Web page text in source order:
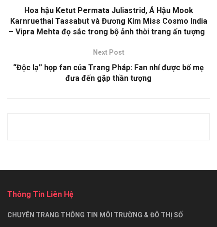
Hoa hậu Ketut Permata Juliastrid, Á Hậu Mook
Karnruethai Tassabut và Đương Kim Miss Cosmo India
– Vipra Mehta đọ sắc trong bộ ảnh thời trang ấn tượng
Next Post
“Độc lạ” họp fan của Trang Pháp: Fan nhí được bố mẹ
đưa đến gặp thần tượng
Thông Tin Liên Hệ
CHUYÊN TRANG THÔNG TIN MÔI TRƯỜNG & ĐÔ THỊ SỐ